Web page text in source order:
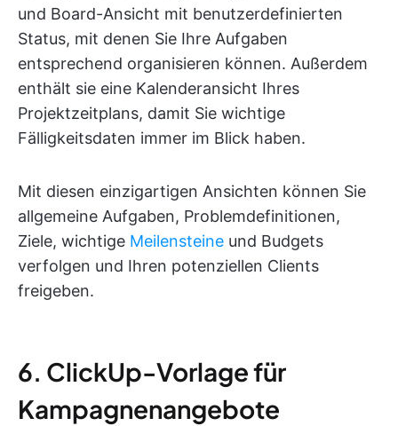
und Board-Ansicht mit benutzerdefinierten
Status, mit denen Sie Ihre Aufgaben
entsprechend organisieren können. Außerdem
enthält sie eine Kalenderansicht Ihres
Projektzeitplans, damit Sie wichtige
Fälligkeitsdaten immer im Blick haben.
Mit diesen einzigartigen Ansichten können Sie
allgemeine Aufgaben, Problemdefinitionen,
Ziele, wichtige Meilensteine und Budgets
verfolgen und Ihren potenziellen Clients
freigeben.
6. ClickUp-Vorlage für
Kampagnenangebote